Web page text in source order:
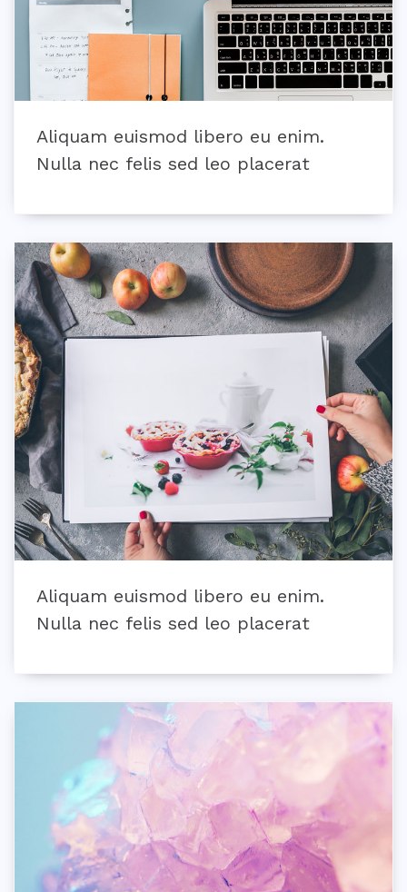
Aliquam euismod libero eu enim.
Nulla nec felis sed leo placerat
Aliquam euismod libero eu enim.
Nulla nec felis sed leo placerat